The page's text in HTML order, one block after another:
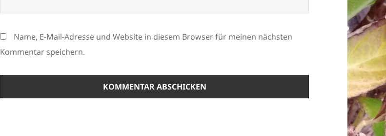
Name, E-Mail-Adresse und Website in diesem Browser für meinen nächsten
Kommentar speichern.